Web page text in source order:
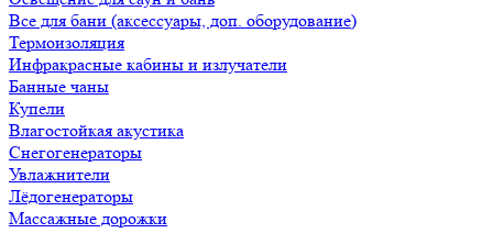
Все для бани (аксессуары, доп. оборудование)
Термоизоляция
Инфракрасные кабины и излучатели
Банные чаны
Купели
Влагостойкая акустика
Снегогенераторы
Увлажнители
Лёдогенераторы
Массажные дорожки